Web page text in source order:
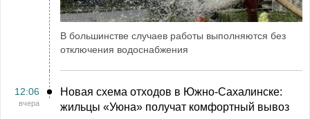
В большинстве случаев работы выполняются без
отключения водоснабжения
12:06
вчера
Новая схема отходов в Южно-Сахалинске:
жильцы «Уюна» получат комфортный вывоз